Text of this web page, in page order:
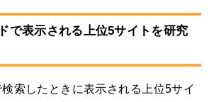
で表示される上位5サイトを研究
索したときに表示される上位5サイ